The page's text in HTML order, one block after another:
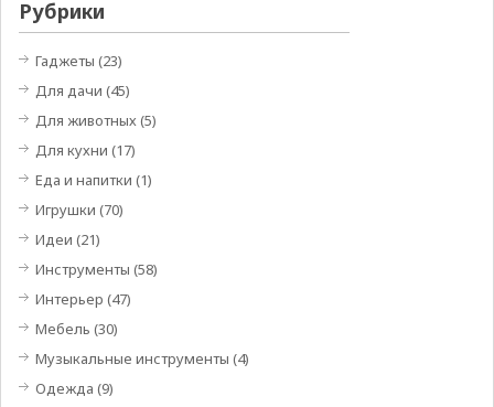
Рубрики
Гаджеты (23)
Для дачи (45)
Для животных(5)
Для кухни (17)
Еда и напитки (1)
Игрушки (70)
Идеи (21)
Инструменты (58)
Интерьер (47)
Мебель (30)
Музыкальные инструменты (4)
Одежда (9)